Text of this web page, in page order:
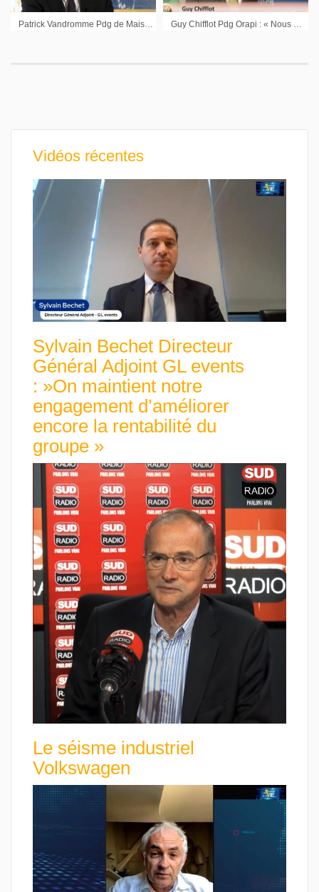
Vidéos récentes
Sylvain Bechet Directeur
Général Adjoint GL events
: »On maintient notre
engagement d’améliorer
encore la rentabilité du
groupe »
Le séisme industriel
Volkswagen